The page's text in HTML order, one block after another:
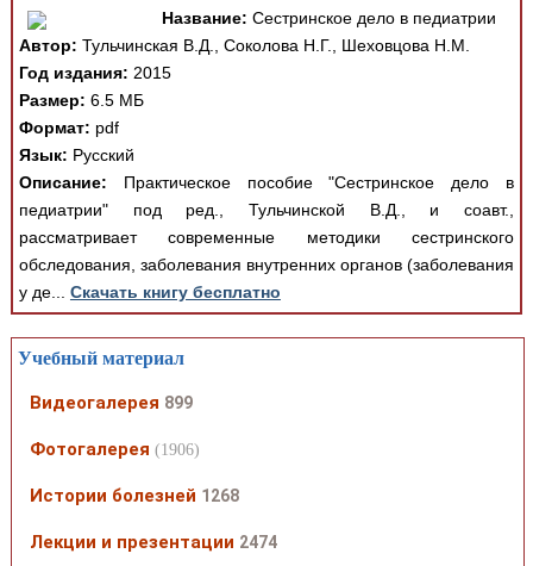
Название: Сестринское дело в педиатрии
Автор: Тульчинская В.Д., Соколова Н.Г., Шеховцова Н.М.
Год издания: 2015
Размер: 6.5 МБ
Формат: pdf
Язык: Русский
Описание: Практическое пособие "Сестринское дело в
педиатрии" под ред., Тульчинской В.Д., и соавт.,
рассматривает современные методики сестринского
обследования, заболевания внутренних органов (заболевания
у де... Скачать книгу бесплатно
Учебный материал
Видеогалерея 899
Фотогалерея (1906)
Истории болезней 1268
Лекции и презентации 2474